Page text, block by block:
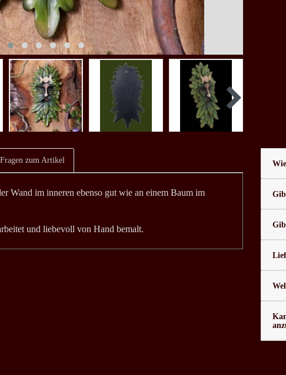
Fragen zum Artikel
Wand im inneren ebenso gut wie an einem Baum im
und liebevoll von Hand bemalt.